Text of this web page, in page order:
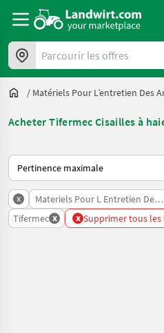
Parcourir les offres
/ Matériels Pour L’entretien Des
Acheter Tifermec Cisailles à
Voici comment les annonces sont
x Materiels Pour L Entretien Des
Tifermec x x Supprimer tous